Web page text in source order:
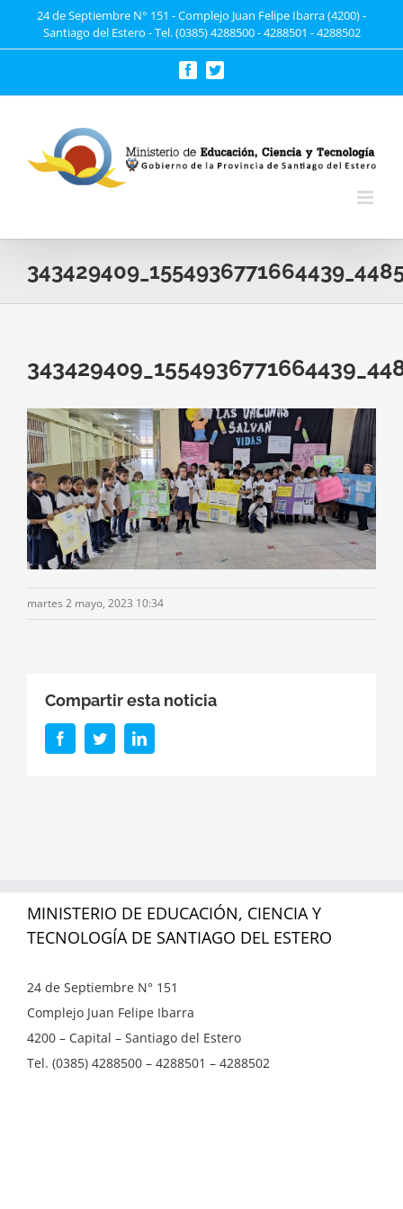
24 de Septiembre N° 151 - Complejo Juan Felipe Ibarra (4200) -
Santiago del Estero - Tel. (0385) 4288500 - 4288501 - 4288502
FacebookTwitter
martes 2 mayo, 2023 10:34
Compartir esta noticia
FacebookTwitterLinkedIn
MINISTERIO DE EDUCACIÓN, CIENCIA Y
TECNOLOGÍA DE SANTIAGO DEL ESTERO
24 de Septiembre N° 151
Complejo Juan Felipe Ibarra
4200 – Capital – Santiago del Estero
Tel. (0385) 4288500 – 4288501 – 4288502